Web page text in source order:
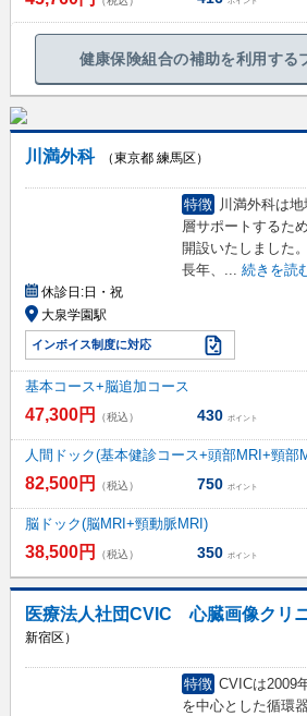
健康保険組合の補助を利用する
川満外科
（東京都 練馬区）
特徴 川満外科は
層サポートするた
開設いたしました。
長年、
続きを読
休診日:日・祝
大泉学園駅
インボイス制度に対応
基本コース+脳追加コース
47,300円 （税込） 430 ポイント
人間ドック(基本健診コース+頭部MRI+頸部
82,500円 （税込） 750 ポイント
脳ドック(脳MRI+頸動脈MRI)
38,500円 （税込） 350 ポイント
医療法人社団CVIC 心臓画像クリ
新宿区）
特徴 CVICは2009
を中心とした循環